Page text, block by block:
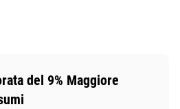
del 9% Maggiore